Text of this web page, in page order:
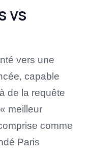
vs
vers une
capable
de la requête
meilleur
comme
Paris